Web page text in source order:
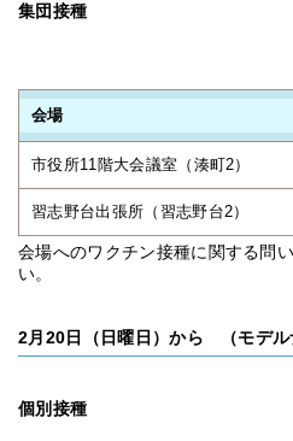
集団接種
会場
市役所11階大会議室（湊町2）
習志野台出張所（習志野台2）
会場へのワクチン接種に関する問
い。
2月20日（日曜日）から （モデル
個別接種